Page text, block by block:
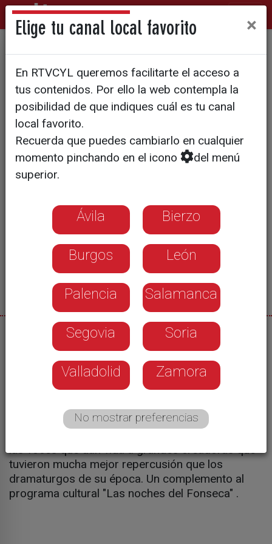
Genias: la voz imprescindible
de las autoras del Siglo de
Oro
07/08/2026
Grandes autoras del Siglo de Oro son
interpretadas por actrices actuales en un nuevo
montaje audiovisual. Es la combinación de esta
nueva propuesta cultural que llega a la
Hospedería Fonseca. María Adánez, Cayetana
las voces que dan vida a grandes creadoras que
tuvieron mucha mejor repercusión que los
dramaturgos de su época. Un complemento al
programa cultural "Las noches del Fonseca" .
Elige tu canal local favorito ×
En RTVCYL queremos facilitarte el acceso a
tus contenidos. Por ello la web contempla la
posibilidad de que indiques cuál es tu canal
local favorito.
Recuerda que puedes cambiarlo en cualquier
momento pinchando en el icono
del menú
superior.
Ávila Bierzo
Burgos León
Palencia Salamanca
Segovia Soria
Valladolid Zamora
No mostrar preferencias